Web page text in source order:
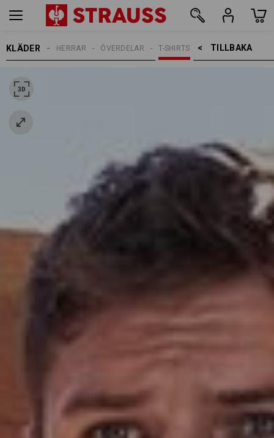
KLÄDER TILLBAKA    >
T-SHIRTS
ÖVERDELAR
HERRAR